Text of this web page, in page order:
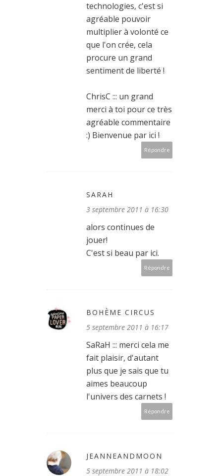
technologies, c'est si
agréable pouvoir
multiplier à volonté ce
que l'on crée, cela
procure un grand
sentiment de liberté !
ChrisC ::: un grand
merci à toi pour ce très
agréable commentaire
:) Bienvenue par ici !
Répondre
SARAH
3 septembre 2011 à 16:30
alors continues de
jouer!
C'est si beau par ici.
Répondre
BOHÈME CIRCUS
5 septembre 2011 à 16:17
SaRaH ::: merci cela me
fait plaisir, d'autant
plus que je sais que tu
aimes beaucoup
l'univers des carnets !
Répondre
JEANNEANDMOON
5 septembre 2011 à 18:02